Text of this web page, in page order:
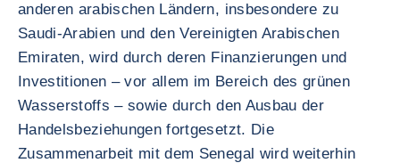
anderen arabischen Ländern, insbesondere zu
Saudi-Arabien und den Vereinigten Arabischen
Emiraten, wird durch deren Finanzierungen und
Investitionen – vor allem im Bereich des grünen
Wasserstoffs – sowie durch den Ausbau der
Handelsbeziehungen fortgesetzt. Die
Zusammenarbeit mit dem Senegal wird weiterhin